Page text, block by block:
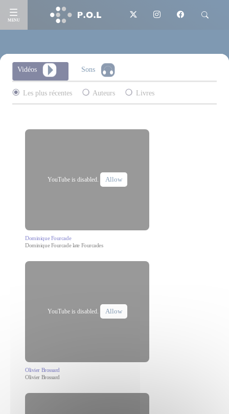
MENU
Vidéos Sons
Les plus récentes Auteurs Livres
YouTube is disabled. Allow
Dominique Fourcade
Dominique Fourcade late Fourcades
YouTube is disabled. Allow
Olivier Brossard
Olivier Brossard